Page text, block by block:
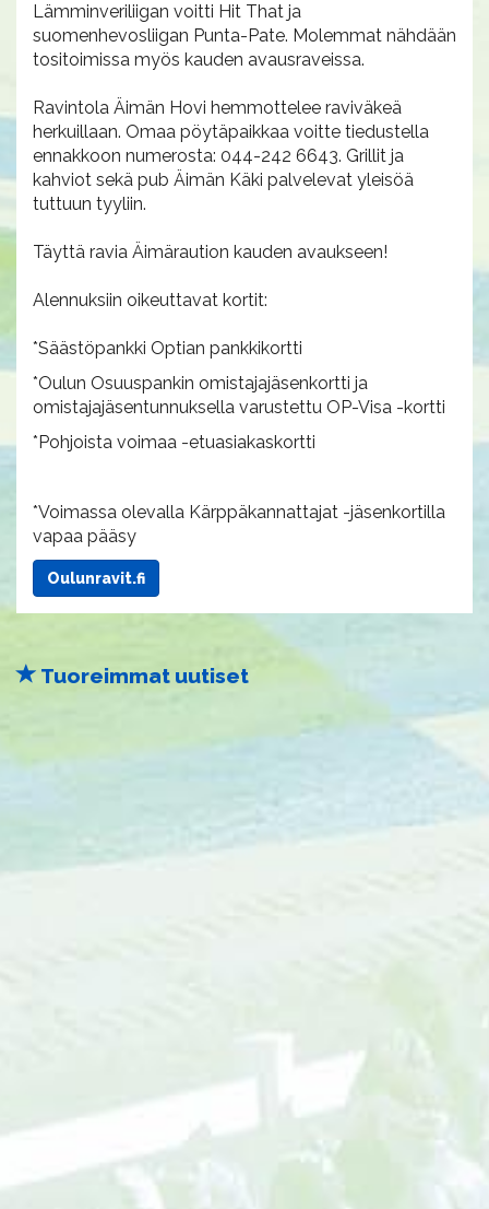
Lämminveriliigan voitti Hit That ja
suomenhevosliigan Punta-Pate. Molemmat nähdään
tositoimissa myös kauden avausraveissa.
Ravintola Äimän Hovi hemmottelee raviväkeä
herkuillaan. Omaa pöytäpaikkaa voitte tiedustella
ennakkoon numerosta: 044-242 6643. Grillit ja
kahviot sekä pub Äimän Käki palvelevat yleisöä
tuttuun tyyliin.
Täyttä ravia Äimäraution kauden avaukseen!
Alennuksiin oikeuttavat kortit:
*Säästöpankki Optian pankkikortti
*Oulun Osuuspankin omistajajäsenkortti ja
omistajajäsentunnuksella varustettu OP-Visa -kortti
*Pohjoista voimaa -etuasiakaskortti
*Voimassa olevalla Kärppäkannattajat -jäsenkortilla
vapaa pääsy
Oulunravit.fi
Tuoreimmat uutiset